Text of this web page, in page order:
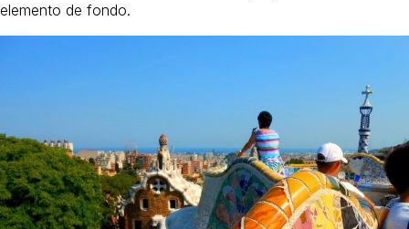
elemento de fondo.